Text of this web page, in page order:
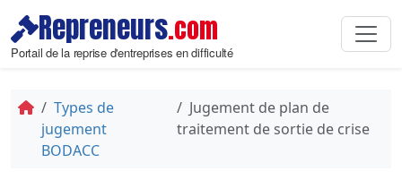
Repreneurs.com
Portail de la reprise d'entreprises en difficulté
Types de
jugement
BODACC
Jugement de plan de
traitement de sortie de crise